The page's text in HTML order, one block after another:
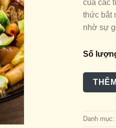
của các
thức bắt
nhờ sự
Số
Danh mục: